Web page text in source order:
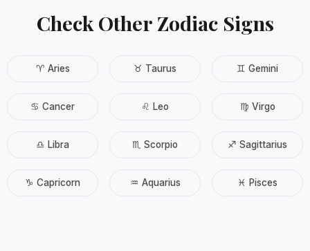
Check Other Zodiac Signs
♈ Aries ♉ Taurus ♊ Gemini
♋ Cancer ♌ Leo ♍ Virgo
♎ Libra ♏ Scorpio ♐ Sagittarius
♑ Capricorn ♒ Aquarius ♓ Pisces